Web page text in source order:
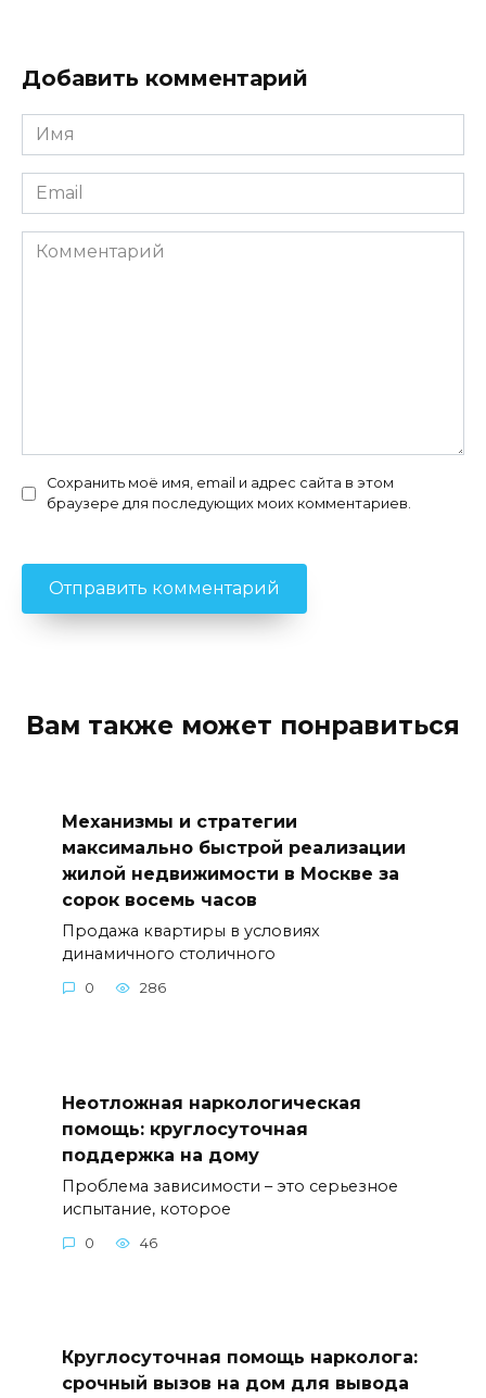
Добавить комментарий
Имя
*
Email
*
Комментарий
Сохранить моё имя, email и адрес сайта в этом
браузере для последующих моих комментариев.
Вам также может понравиться
Механизмы и стратегии
максимально быстрой реализации
жилой недвижимости в Москве за
сорок восемь часов
Продажа квартиры в условиях
динамичного столичного
0 286
Неотложная наркологическая
помощь: круглосуточная
поддержка на дому
Проблема зависимости – это серьезное
испытание, которое
0 46
Круглосуточная помощь нарколога:
срочный вызов на дом для вывода